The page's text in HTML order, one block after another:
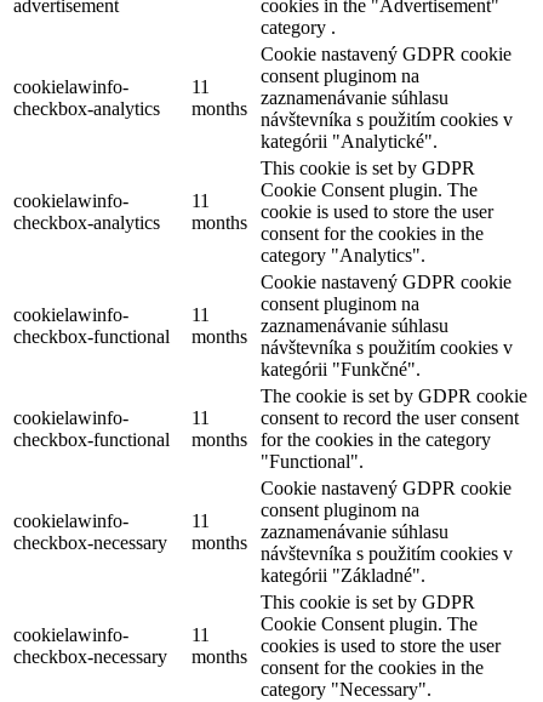
advertisement
cookies in the "Advertisement"
category .
cookielawinfo-
checkbox-analytics
11
months
Cookie nastavený GDPR cookie
consent pluginom na
zaznamenávanie súhlasu
návštevníka s použitím cookies v
kategórii "Analytické".
cookielawinfo-
checkbox-analytics
11
months
This cookie is set by GDPR
Cookie Consent plugin. The
cookie is used to store the user
consent for the cookies in the
category "Analytics".
cookielawinfo-
checkbox-functional
11
months
Cookie nastavený GDPR cookie
consent pluginom na
zaznamenávanie súhlasu
návštevníka s použitím cookies v
kategórii "Funkčné".
cookielawinfo-
checkbox-functional
11
months
The cookie is set by GDPR cookie
consent to record the user consent
for the cookies in the category
"Functional".
cookielawinfo-
checkbox-necessary
11
months
Cookie nastavený GDPR cookie
consent pluginom na
zaznamenávanie súhlasu
návštevníka s použitím cookies v
kategórii "Základné".
cookielawinfo-
checkbox-necessary
11
months
This cookie is set by GDPR
Cookie Consent plugin. The
cookies is used to store the user
consent for the cookies in the
category "Necessary".